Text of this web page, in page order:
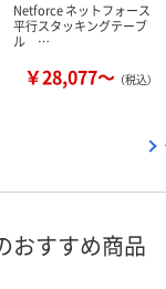
Netforce ネットフォース
平行スタッキングテーブ
ル …
￥28,077～ （税込）
おすすめ商品